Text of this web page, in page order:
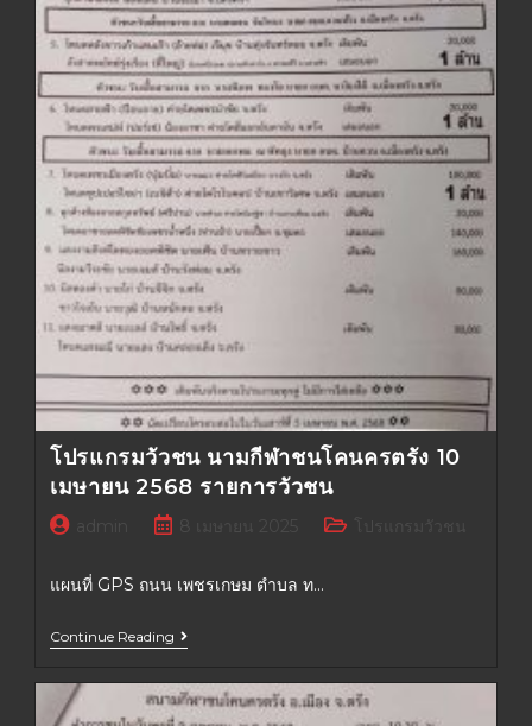
โปรแกรมวัวชน นามกีฬาชนโคนครตรัง 10
เมษายน 2568 รายการวัวชน
admin 8 เมษายน 2025
แผนที่ GPS ถนน เพชรเกษม ตำบล ท…
Continue Reading